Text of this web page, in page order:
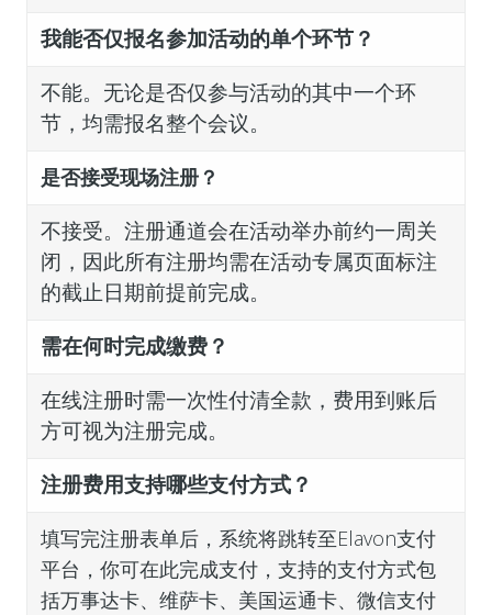
我能否仅报名参加活动的单个环节？
不能。无论是否仅参与活动的其中一个环
节，均需报名整个会议。
是否接受现场注册？
不接受。注册通道会在活动举办前约一周关
闭，因此所有注册均需在活动专属页面标注
的截止日期前提前完成。
需在何时完成缴费？
在线注册时需一次性付清全款，费用到账后
方可视为注册完成。
注册费用支持哪些支付方式？
填写完注册表单后，系统将跳转至Elavon支付
平台，你可在此完成支付，支持的支付方式包
括万事达卡、维萨卡、美国运通卡、微信支付